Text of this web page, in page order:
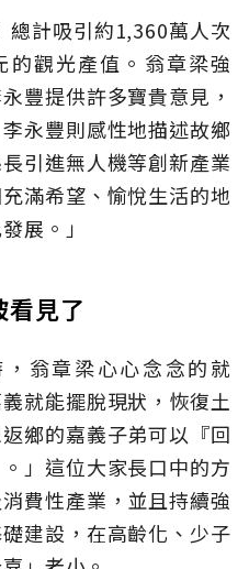
總計吸引約1,360萬人次
觀光產值。翁章梁強
豐提供許多寶貴意見，
永豐則感性地描述故鄉
引進無人機等創新產業
滿希望、愉悅生活的地
展。」
見了
翁章梁心心念念的就
就能擺脫現狀，恢復土
鄉的嘉義子弟可以『回
」這位大家長口中的方
費性產業，並且持續強
建設，在高齡化、少子